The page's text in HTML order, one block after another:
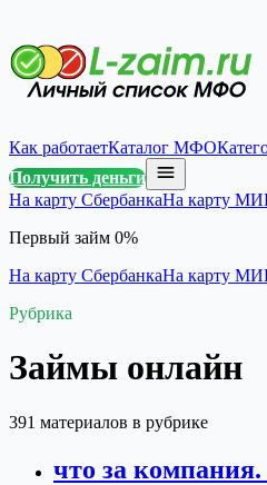
Как работаетКаталог МФО
Получить деньги
На карту СбербанкаНа карту
Первый займ 0%
На карту СбербанкаНа карту
Рубрика
Займы онлайн
391 материалов в рубрике
что за